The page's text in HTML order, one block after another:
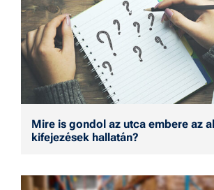
Mire is gondol az utca embere az
kifejezések hallatán?